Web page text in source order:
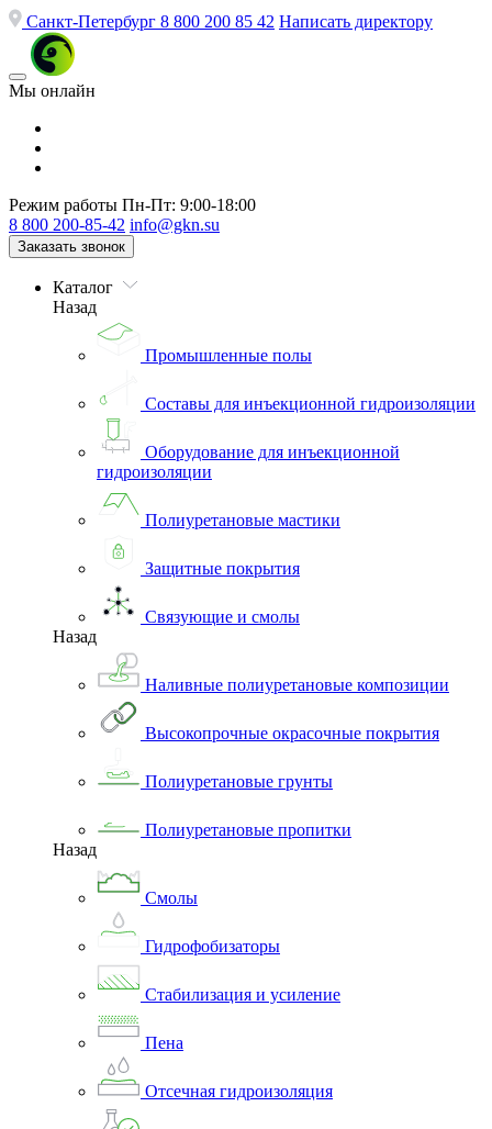
Санкт-Петербург 8 800 200 85 42 Написать директору
Мы онлайн
Режим работы Пн-Пт: 9:00-18:00
8 800 200-85-42 info@gkn.su
Заказать звонок
Каталог
Назад
Промышленные полы
Составы для инъекционной гидроизоляции
Оборудование для инъекционной
гидроизоляции
Полиуретановые мастики
Защитные покрытия
Связующие и смолы
Назад
Наливные полиуретановые композиции
Высокопрочные окрасочные покрытия
Полиуретановые грунты
Полиуретановые пропитки
Назад
Смолы
Гидрофобизаторы
Стабилизация и усиление
Пена
Отсечная гидроизоляция